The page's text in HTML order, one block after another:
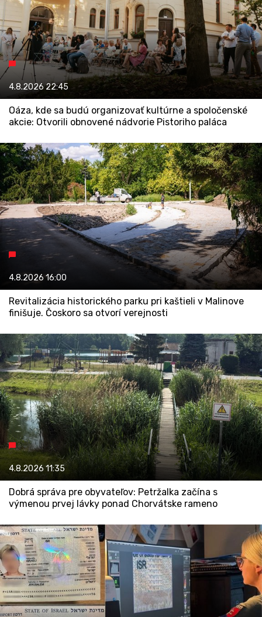
4.8.202622:45
Oáza, kde sa budú organizovať kultúrne a spoločenské
akcie: Otvorili obnovené nádvorie Pistoriho paláca
4.8.202616:00
Revitalizácia historického parku pri kaštieli v Malinove
finišuje. Čoskoro sa otvorí verejnosti
4.8.202611:35
Dobrá správa pre obyvateľov: Petržalka začína s
výmenou prvej lávky ponad Chorvátske rameno